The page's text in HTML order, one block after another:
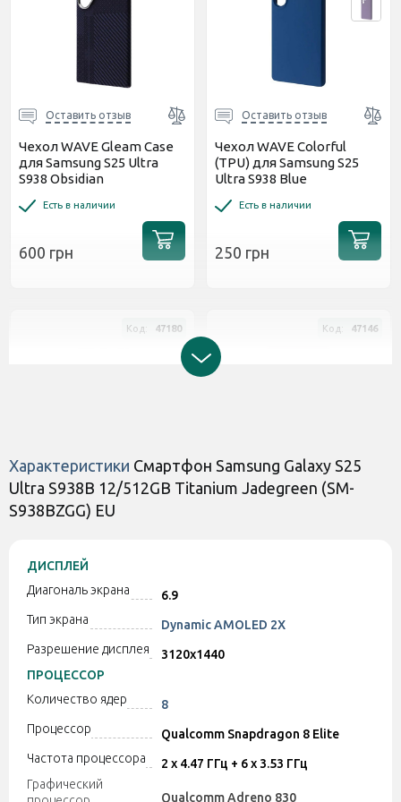
Оставить отзыв
Чехол WAVE Gleam Case
для Samsung S25 Ultra
S938 Obsidian
Есть в наличии
600 грн
Оставить отзыв
Чехол WAVE Colorful
(TPU) для Samsung S25
Ultra S938 Blue
Есть в наличии
250 грн
Код: 47180
Оставить отзыв
Ring для Samsung S25
Ultra S938 Прозрачный
Есть в наличии
400 грн
Код: 47146
Характеристики Смартфон Samsung Galaxy S25
Ultra S938B 12/512GB Titanium Jadegreen (SM-
S938BZGG) EU
ДИСПЛЕЙ
Диагональ экрана
6.9
Тип экрана
Dynamic AMOLED 2X
Разрешение дисплея
3120x1440
ПРОЦЕССОР
Количество ядер
8
Процессор
Qualcomm Snapdragon 8 Elite
Частота процессора
2 x 4.47 ГГц + 6 x 3.53 ГГц
Графический
Qualcomm Adreno 830